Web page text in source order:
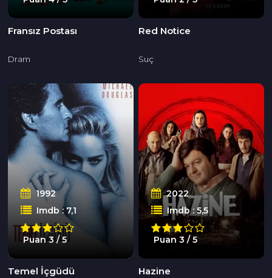
Fransız Postası
Dram
Red Notice
Suç
1992
Imdb : 7,1
Puan 3 / 5
Temel İçgüdü
2022
Imdb : 5,5
Puan 3 / 5
Hazine